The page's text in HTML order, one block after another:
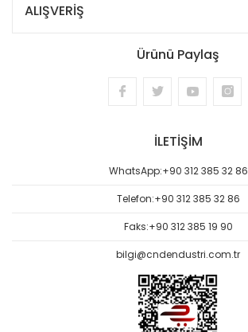
ALIŞVERİŞ
Ürünü Paylaş
İLETİŞİM
WhatsApp:+90 312 385 32 86
Telefon:+90 312 385 32 86
Faks:+90 312 385 19 90
bilgi@cndendustri.com.tr